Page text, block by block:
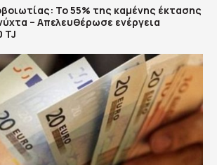
Το 55% της καμένης έκτασης
– Απελευθέρωσε ενέργεια
TJ